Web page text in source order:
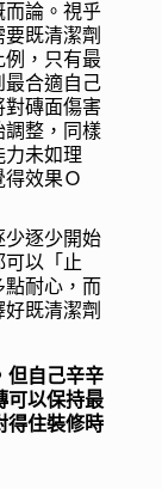
而論。視乎
既清潔劑
，只有最
最合適自己
對磚面傷害
調整，同樣
力未如理
效果Ｏ
少逐少開始
以「止
耐心，而
既清潔劑
但自己辛辛
可以保持最
得住裝修時